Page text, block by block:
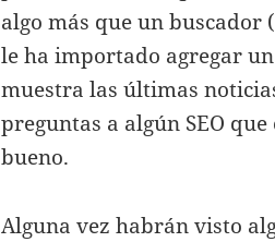
algo más que un buscador
le ha importado agregar
muestra las últimas
preguntas a algún SEO
bueno.
Alguna vez habrán visto